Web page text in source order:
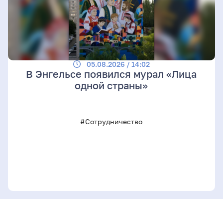
05.08.2026 / 14:02
В Энгельсе появился мурал «Лица
одной страны»
#Сотрудничество